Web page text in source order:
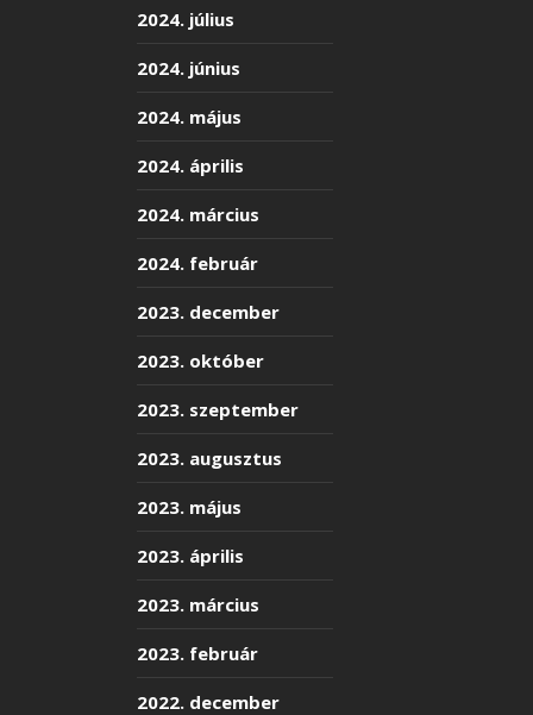
2024. július
2024. június
2024. május
2024. április
2024. március
2024. február
2023. december
2023. október
2023. szeptember
2023. augusztus
2023. május
2023. április
2023. március
2023. február
2022. december